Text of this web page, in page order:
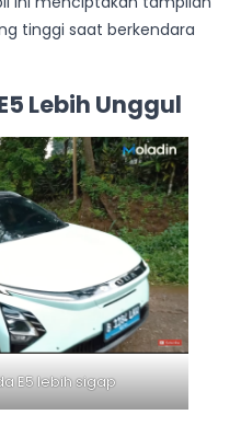
tinggi saat berkendara
Lebih Unggul
E5 lebih sigap